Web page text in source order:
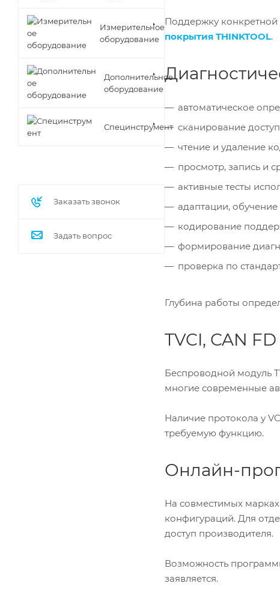
Поддержку
покрытия THINKTOOL.
автоматическое
сканирование
чтение и удаление
просмотр, запись и
активные тесты
адаптации,
кодирование
формирование
проверка по
Глубина работы
TVCI, CAN
Беспроводной модуль
многие современные
Наличие протокола у
требуемую функцию.
Онлайн-
На совместимых
конфигураций. Для
доступ производителя.
Возможность
заявляется.
Измерительное
оборудование
Дополнительное
оборудование
Специнструмент
Заказать звонок
Задать вопрос